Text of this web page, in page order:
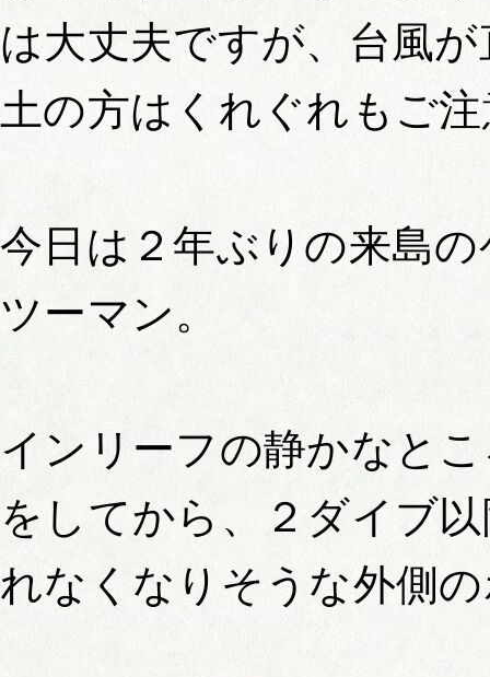
は大丈夫ですが、台風
土の方はくれぐれもご
今日は２年ぶりの来島
ツーマン。
インリーフの静かなと
をしてから、２ダイブ
れなくなりそうな外側